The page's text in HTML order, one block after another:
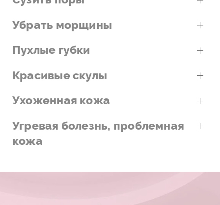
Убрать морщины
Пухлые губки
Красивые скулы
Ухоженная кожа
Угревая болезнь, проблемная
кожа